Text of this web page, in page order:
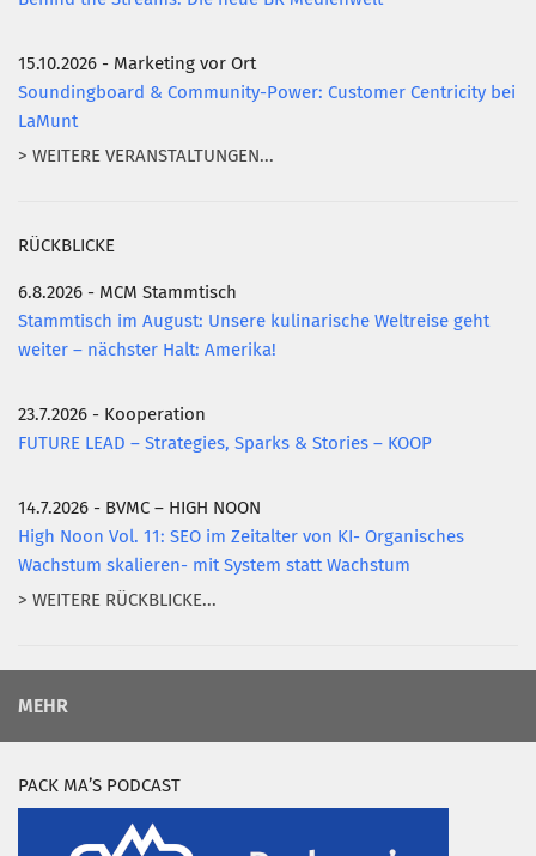
15.10.2026 - Marketing vor Ort
Soundingboard & Community-Power: Customer Centricity bei
LaMunt
> WEITERE VERANSTALTUNGEN...
RÜCKBLICKE
6.8.2026 - MCM Stammtisch
Stammtisch im August: Unsere kulinarische Weltreise geht
weiter – nächster Halt: Amerika!
23.7.2026 - Kooperation
FUTURE LEAD – Strategies, Sparks & Stories – KOOP
14.7.2026 - BVMC – HIGH NOON
High Noon Vol. 11: SEO im Zeitalter von KI- Organisches
Wachstum skalieren- mit System statt Wachstum
> WEITERE RÜCKBLICKE...
MEHR
PACK MA’S PODCAST